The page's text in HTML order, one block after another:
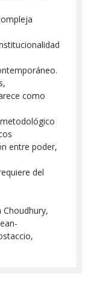
como
entre poder,
del
Choudhury,